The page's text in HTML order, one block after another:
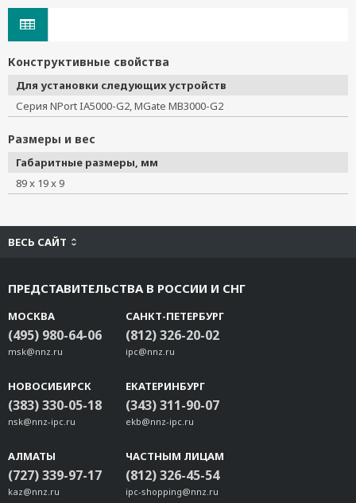
WK-32
DK35A
RK-4U
DK-M12-305
WK-30
DK-TN-5308
PK-DC2DOF
WK-51-01
WK-35-01
Rackmount ears for IKS P/N 1490914080019
WK-46-01
WK-195
SDS-3008 Rackmount Kit
WK-30-02
WK-18
PK-DC2DOF-02
RK-3U-01
Конструктивные свойства
Для установки следующих устройств
Серия NPort IA5000-G2, MGate MB3000-G2
Размеры и вес
Габаритные размеры, мм
89 x 19 x 9
ВЕСЬ САЙТ
ПРЕДСТАВИТЕЛЬСТВА В РОССИИ И СНГ
МОСКВА
(495) 980-64-06
msk@nnz.ru
САНКТ-ПЕТЕРБУРГ
(812) 326-20-02
ipc@nnz.ru
НОВОСИБИРСК
(383) 330-05-18
nsk@nnz-ipc.ru
ЕКАТЕРИНБУРГ
(343) 311-90-07
ekb@nnz-ipc.ru
АЛМАТЫ
(727) 339-97-17
kaz@nnz.ru
ЧАСТНЫМ ЛИЦАМ
(812) 326-45-54
ipc-shopping@nnz.ru